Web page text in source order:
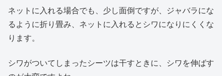
ネットに入れる場合でも、少し面倒ですが、ジャバラにな
るように折り畳み、ネットに入れるとシワになりにくくな
ります。
シワがついてしまったシーツは干すときに、シワを伸ばす